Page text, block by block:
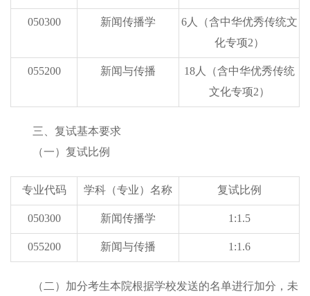
050300 新闻传播学 6人
（含中华优秀传统文
化专项2）
055200 新闻与传播 18人
（含中华优秀传统
文化专项2）
三 、复试基本要求
（一）复试比例
专业代码 学科（专业）名称 复试比例
050300 新闻传播学 1:1.5
055200 新闻与传播 1:1.6
（二）加分考生本院根据学校发送的名单进行加分，未